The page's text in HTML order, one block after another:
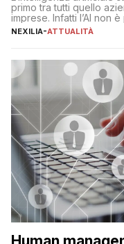
primo tra tutti quello
imprese. Infatti l’AI non
realtà operativa che sta
operazioni, bensì
NEXILIA-ATTUALITÀ